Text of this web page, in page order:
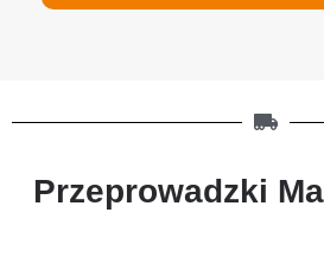
Przeprowadzki